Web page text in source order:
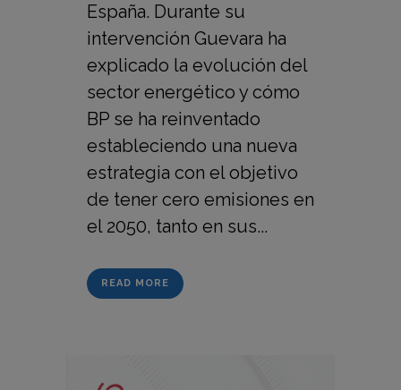
España. Durante su
intervención Guevara ha
explicado la evolución del
sector energético y cómo
BP se ha reinventado
estableciendo una nueva
estrategia con el objetivo
de tener cero emisiones en
el 2050, tanto en sus...
READ MORE